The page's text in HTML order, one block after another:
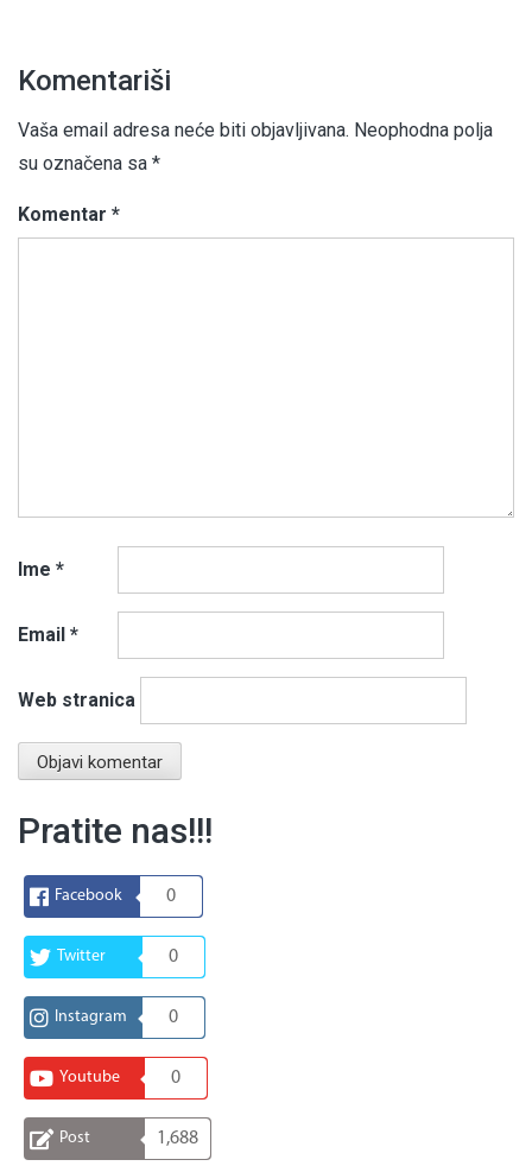
Komentariši
Vaša email adresa neće biti objavljivana. Neophodna polja
su označena sa *
Komentar *
Ime *
Email *
Web stranica
Pratite nas!!!
Facebook 0
Twitter 0
Instagram 0
Youtube 0
Post 1,688